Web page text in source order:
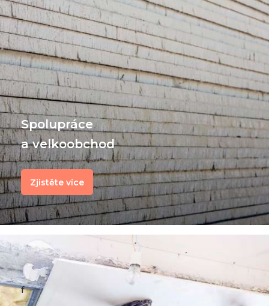
Spolupráce
a velkoobchod
Zjistěte více
f